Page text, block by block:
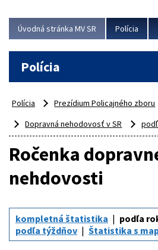
Úvodná stránka MV SR Polícia
Polícia
Polícia Prezídium Policajného zboru
Dopravná nehodovosť v SR
Ročenka
nehdovosti
kompletná štatistika
podľa
podľa týždňov
Štatistika s